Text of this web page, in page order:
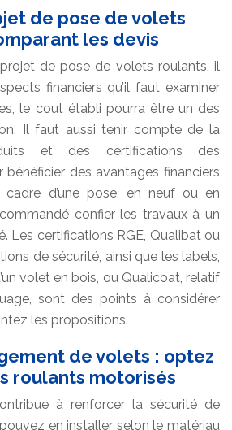
de pose de volets
les devis
projet de pose de volets roulants, il
financiers qu’il faut examiner
le cout établi pourra être un des
Il faut aussi tenir compte de la
et des certifications des
bénéficier des avantages financiers
d’une pose, en neuf ou en
confier les travaux à un
Les certifications RGE, Qualibat ou
de sécurité, ainsi que les labels,
volet en bois, ou Qualicoat, relatif
sont des points à considérer
les propositions.
de volets : optez
roulants motorisés
à renforcer la sécurité de
en installer selon le matériau